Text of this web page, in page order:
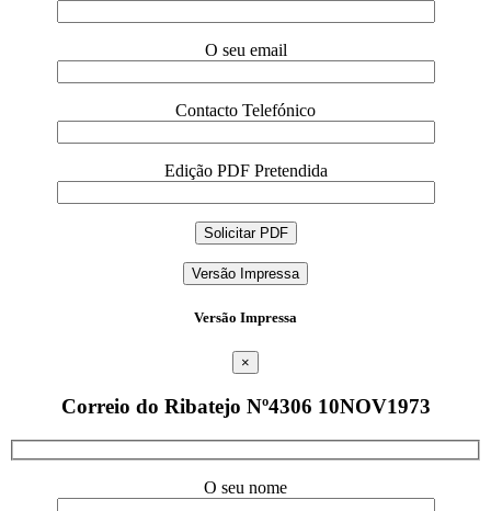
O seu email
Contacto Telefónico
Edição PDF Pretendida
Versão Impressa
Versão Impressa
×
Correio do Ribatejo Nº4306 10NOV1973
O seu nome